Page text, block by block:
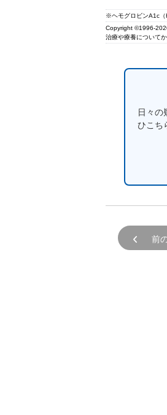
※ヘモグロビンA1c（
Copyright ©1996-
治療や療養について
日々の
ひこち
前